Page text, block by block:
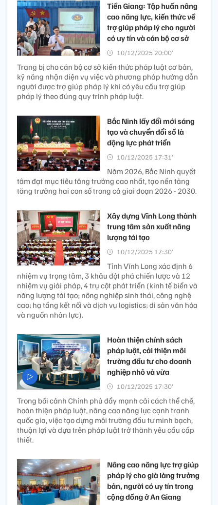
Tiền Giang: Tập huấn nâng
cao năng lực, kiến thức về
trợ giúp pháp lý cho người
có uy tín và cán bộ cơ sở
10/12/2025 20:00’
Trang bị cho cán bộ cơ sở kiến thức pháp luật cơ bản,
kỹ năng nhận diện vụ việc và phương pháp hướng dẫn
người được trợ giúp pháp lý khi có yêu cầu trợ giúp
pháp lý theo đúng quy trình pháp luật.
Bắc Ninh lấy đổi mới sáng
tạo và chuyển đổi số là
động lực phát triển
10/12/2025 17:31’
Năm 2026, Bắc Ninh quyết
tâm đạt mục tiêu tăng trưởng cao nhất, tạo nền tảng
tăng trưởng hai con số trong cả giai đoạn 2026 - 2030.
Xây dựng Vĩnh Long thành
trung tâm sản xuất năng
lượng tái tạo
10/12/2025 17:30’
Tỉnh Vĩnh Long xác định 6
nhiệm vụ trọng tâm, 3 khâu đột phá chiến lược và 12
nhiệm vụ giải pháp, 4 trụ cột phát triển (kinh tế biển và
năng lượng tái tạo; nông nghiệp sinh thái, công nghệ
cao; hạ tầng kết nối và dịch vụ logistics; di sản văn hóa
và nguồn nhân lực).
Hoàn thiện chính sách
pháp luật, cải thiện môi
trường đầu tư cho doanh
nghiệp nhỏ và vừa
10/12/2025 17:30’
Trong bối cảnh Chính phủ đẩy mạnh cải cách thể chế,
hoàn thiện pháp luật, nâng cao năng lực cạnh tranh
quốc gia, việc tạo dựng môi trường đầu tư minh bạch,
thuận lợi và dựa trên pháp luật trở thành yêu cầu cấp
thiết.
Nâng cao năng lực trợ giúp
pháp lý cho già làng trưởng
bản, người có uy tín trong
cộng đồng ở An Giang